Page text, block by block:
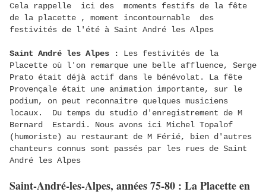
Cela rappelle ici des moments festifs de la fête
de la placette , moment incontournable des
festivités de l'été à Saint André les Alpes
Saint André les Alpes :
Les festivités de la
Placette où l'on remarque une belle affluence, Serge
Prato était déjà actif dans le bénévolat. La fête
Provençale était une animation importante, sur le
podium, on peut reconnaitre quelques musiciens
locaux. Du temps du studio d'enregistrement de M
Bernard Estardi. Nous avons ici Michel Topalof
(humoriste) au restaurant de M Férié, bien d'autres
chanteurs connus sont passés par les rues de Saint
André les Alpes
Saint-André-les-Alpes, années 75-80 : La Placette en